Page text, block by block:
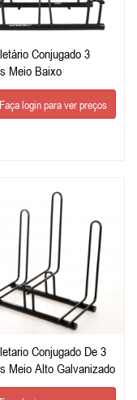
Conjugado 3
Meio Baixo
Faça login para ver preços
Conjugado De 3
Meio Alto Galvanizado